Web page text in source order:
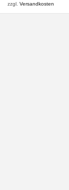
zzgl.Versandkosten